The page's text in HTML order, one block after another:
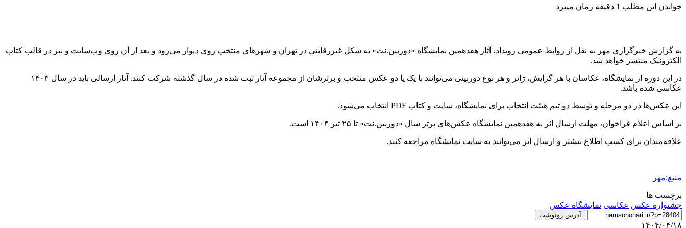
خواندن این مطلب 1 دقیقه زمان میبرد
به گزارش خبرگزاری مهر به نقل از روابط عمومی رویداد، آثار هفدهمین نمایشگاه «دوربین.نت» به شکل غیررقابتی در تهران و شهرهای منتخب روی دیوار می‌رود و بعد از آن روی وب‌سایت و نیز در قالب کتاب
الکترونیک منتشر خواهد شد.
در این دوره از نمایشگاه، عکاسان با هر گرایش، ژانر و هر نوع دوربینی می‌توانند با یک یا دو عکس منتخب و برترشان از مجموعه آثار ثبت شده در سال گذشته شرکت کنند. آثار ارسالی باید در سال ۱۴۰۳
عکاسی شده باشد.
این عکس‌ها در دو مرحله و توسط دو تیم هیئت انتخاب برای نمایشگاه، سایت و کتاب PDF انتخاب می‌شود.
بر اساس اعلام فراخوان، مهلت ارسال اثر به هفدهمین نمایشگاه عکس‌های برتر سال «دوربین.نت» تا ۲۵ تیر ۱۴۰۴ است.
علاقه‌مندان برای کسب اطلاع بیشتر و ارسال اثر می‌توانند به سایت نمایشگاه مراجعه کنند.
منبع:مهر
برچسب ها
جشنواره عکس عکاسی نمايشگاه عكس
آدرس رونوشت
۱۴۰۴/۰۴/۱۸